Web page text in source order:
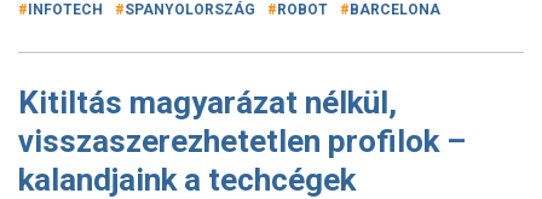
INFOTECH SPANYOLORSZÁG ROBOT BARCELONA
Kitiltás magyarázat nélkül,
visszaszerezhetetlen profilok –
kalandjaink a techcégek